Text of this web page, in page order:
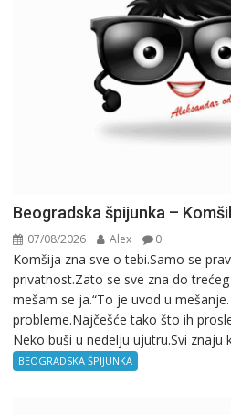
Beogradska špijunka –
07/08/2026 Alex 0
Komšija zna sve o tebi.Samo se
privatnost.Zato se sve zna do
mešam se ja.“To je uvod u
probleme.Najčešće tako što ih
Neko buši u nedelju ujutru.Svi znaju
BEOGRADSKA ŠPIJUNKA